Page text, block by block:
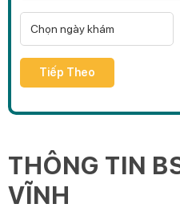
Tiếp Theo
THÔNG TIN
VĨNH